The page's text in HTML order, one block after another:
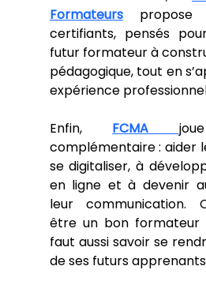
Formateurs propose
certifiants, pensés
futur formateur à
pédagogique, tout en
expérience
Enfin, FCMA
complémentaire : aider
se digitaliser, à
en ligne et à devenir
leur communication.
être un bon formateur
faut aussi savoir se
de ses futurs